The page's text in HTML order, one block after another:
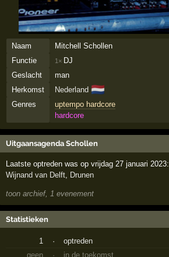
Naam
Mitchell Schollen
Functie
1× DJ
Geslacht
man
Herkomst
Nederland 🇳🇱
Genres
uptempo hardcore
hardcore
Uitgaansagenda Schollen
Laatste optreden was op vrijdag 27 januari 2023:
Wijnand van Delft
Drunen
toon archief, 1 evenement
Statistieken
1 ·
optreden
geen
· in de toekomst